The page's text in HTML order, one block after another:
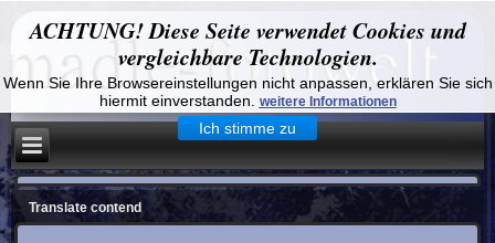
ACHTUNG! Diese Seite verwendet Cookies und
vergleichbare Technologien.
Wenn Sie Ihre Browsereinstellungen nicht anpassen, erklären Sie sich
hiermit einverstanden.
weitere Informationen
Ich stimme zu
Translate contend